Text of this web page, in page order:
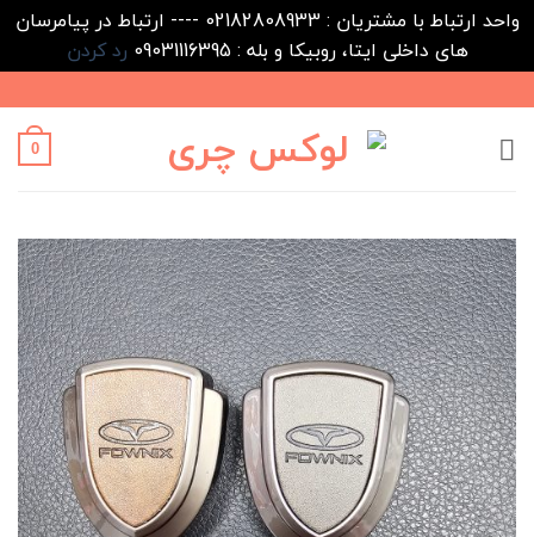
واحد ارتباط با مشتریان : 02182808933 ---- ارتباط در پیامرسان
های داخلی ایتا، روبیکا و بله : 09031116395
رد کردن
to
content
0